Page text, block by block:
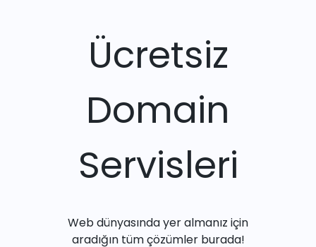
Ücretsiz
Domain
Servisleri
Web dünyasında yer almanız için
aradığın tüm çözümler burada!